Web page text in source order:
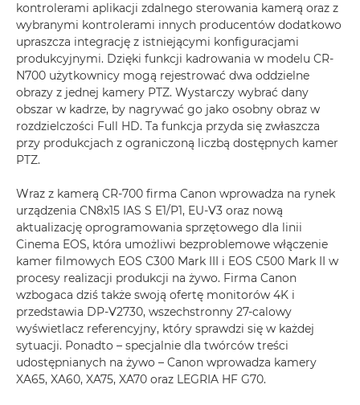
kontrolerami aplikacji zdalnego sterowania kamerą oraz z
wybranymi kontrolerami innych producentów dodatkowo
upraszcza integrację z istniejącymi konfiguracjami
produkcyjnymi. Dzięki funkcji kadrowania w modelu CR-
N700 użytkownicy mogą rejestrować dwa oddzielne
obrazy z jednej kamery PTZ. Wystarczy wybrać dany
obszar w kadrze, by nagrywać go jako osobny obraz w
rozdzielczości Full HD. Ta funkcja przyda się zwłaszcza
przy produkcjach z ograniczoną liczbą dostępnych kamer
PTZ.
Wraz z kamerą CR-700 firma Canon wprowadza na rynek
urządzenia CN8x15 IAS S E1/P1, EU-V3 oraz nową
aktualizację oprogramowania sprzętowego dla linii
Cinema EOS, która umożliwi bezproblemowe włączenie
kamer filmowych EOS C300 Mark III i EOS C500 Mark II w
procesy realizacji produkcji na żywo. Firma Canon
wzbogaca dziś także swoją ofertę monitorów 4K i
przedstawia DP-V2730, wszechstronny 27-calowy
wyświetlacz referencyjny, który sprawdzi się w każdej
sytuacji. Ponadto – specjalnie dla twórców treści
udostępnianych na żywo – Canon wprowadza kamery
XA65, XA60, XA75, XA70 oraz LEGRIA HF G70.